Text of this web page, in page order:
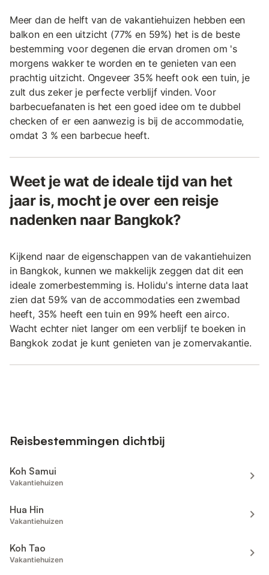
Meer dan de helft van de vakantiehuizen hebben een
balkon en een uitzicht (77% en 59%) het is de beste
bestemming voor degenen die ervan dromen om 's
morgens wakker te worden en te genieten van een
prachtig uitzicht. Ongeveer 35% heeft ook een tuin, je
zult dus zeker je perfecte verblijf vinden. Voor
barbecuefanaten is het een goed idee om te dubbel
checken of er een aanwezig is bij de accommodatie,
omdat 3 % een barbecue heeft.
Weet je wat de ideale tijd van het
jaar is, mocht je over een reisje
nadenken naar Bangkok?
Kijkend naar de eigenschappen van de vakantiehuizen
in Bangkok, kunnen we makkelijk zeggen dat dit een
ideale zomerbestemming is. Holidu's interne data laat
zien dat 59% van de accommodaties een zwembad
heeft, 35% heeft een tuin en 99% heeft een airco.
Wacht echter niet langer om een verblijf te boeken in
Bangkok zodat je kunt genieten van je zomervakantie.
Reisbestemmingen dichtbij
Koh Samui
Vakantiehuizen
Hua Hin
Vakantiehuizen
Koh Tao
Vakantiehuizen